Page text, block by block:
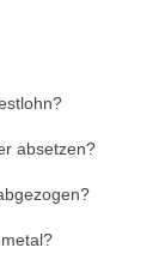
absetzen?